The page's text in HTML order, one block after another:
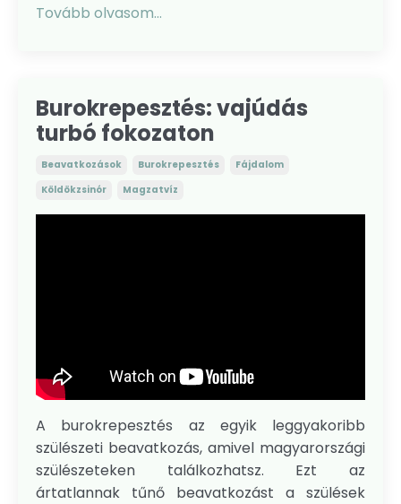
Tovább olvasom...
Burokrepesztés: vajúdás
turbó fokozaton
Beavatkozások Burokrepesztés
Fájdalom
Köldökzsinór
Magzatvíz
A burokrepesztés az egyik leggyakoribb
szülészeti beavatkozás, amivel magyarországi
szülészeteken találkozhatsz. Ezt az
ártatlannak tűnő beavatkozást a szülések